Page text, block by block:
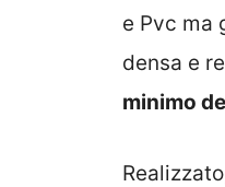
e Pvc ma
densa e
minimo